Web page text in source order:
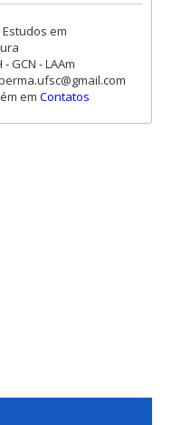
em
- GCN - LAAm
em Contatos